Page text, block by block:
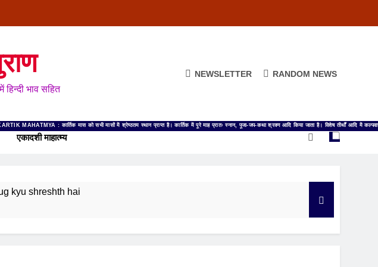
भाव सहित
NEWSLETTER RANDOM NEWS
भर के व्रत-पर्वों से संबंधित कथायें दी गयी है। सनातन में प्रत्येक माह कई व्रत-पर्व होते ही रहते हैं और सबका अलग-अलग माहात्म्य होता है जिसे उस व्रत की कथा कही जाती है।
MAHATMYA : कार्तिक मास को सभी मासों में श्रेष्ठतम स्थान प्राप्त है। कार्तिक में पूरे माह प्रातः स्नान, पूजा-जप-कथा श्रवण आदि किया जाता है। विशेष तीर्थों आदि में
एकादशी माहात्म्य
kyu shreshth hai